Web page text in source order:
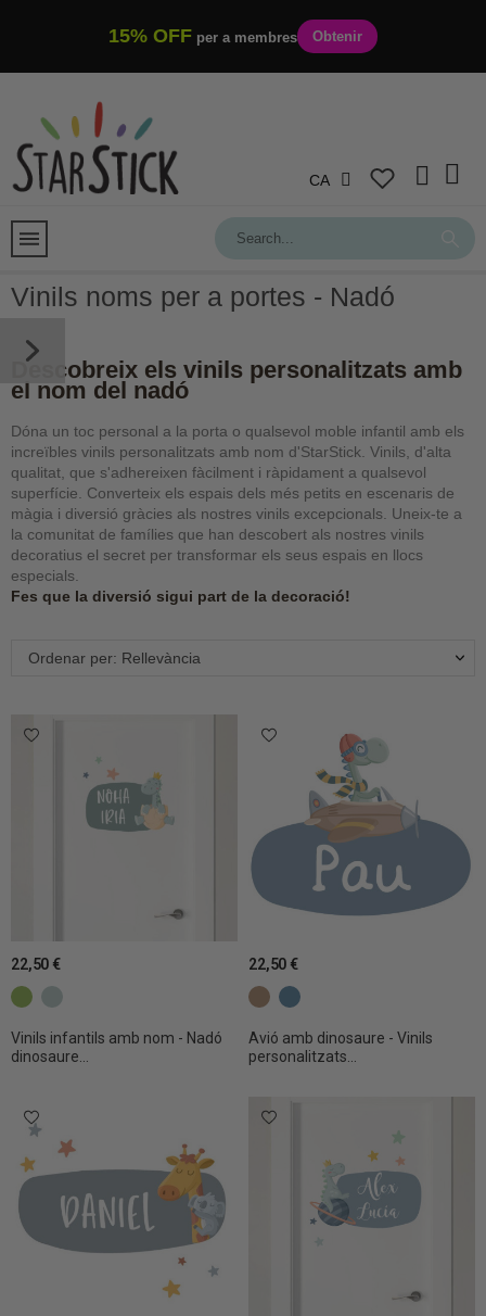
15% OFF per a membres Obtenir
CA
Vinils noms per a portes - Nadó
Descobreix els vinils personalitzats amb
el nom del nadó
Dóna un toc personal a la porta o qualsevol moble infantil amb els
increïbles vinils personalitzats amb nom d'StarStick. Vinils, d'alta
qualitat, que s'adhereixen fàcilment i ràpidament a qualsevol
superfície. Converteix els espais dels més petits en escenaris de
màgia i diversió gràcies als nostres vinils excepcionals. Uneix-te a
la comunitat de famílies que han descobert als nostres vinils
decoratius el secret per transformar els seus espais en llocs
especials.
Fes que la diversió sigui part de la decoració!
Ordenar per: Rellevància
Vinils infantils amb nom - Nadó
dinosaure...
22,50 €
c14 Verdc37 Aquamarina clar
Avió amb dinosaure - Vinils
personalitzats...
22,50 €
c5 TerraC29 MISTIC